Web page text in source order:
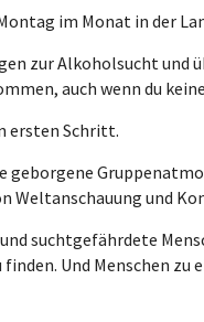
im Monat in der
zur Alkoholsucht
auch wenn du
ersten Schritt.
geborgene
Weltanschauung und
suchtgefährdete
Und Menschen